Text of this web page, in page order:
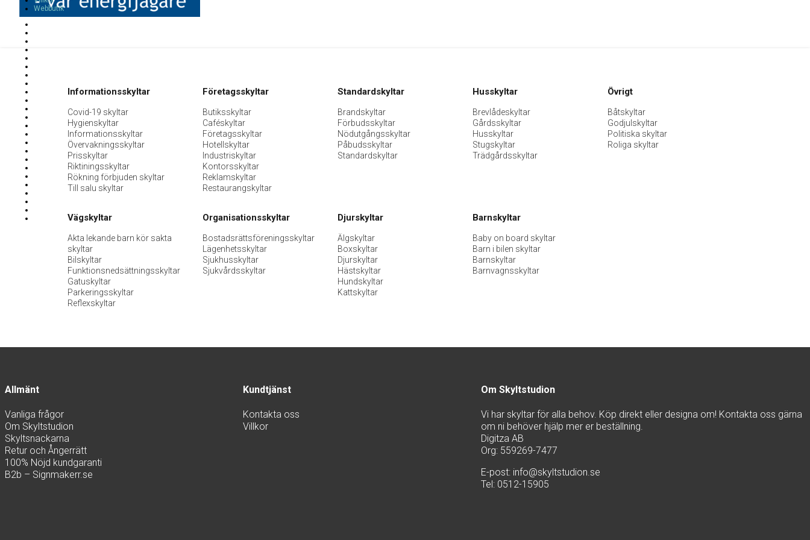
Webbutik
Informationsskyltar
Covid-19 skyltar
Hygienskyltar
Informationsskyltar
Övervakningsskyltar
Prisskyltar
Riktiningsskyltar
Rökning förbjuden skyltar
Till salu skyltar
Företagsskyltar
Butiksskyltar
Caféskyltar
Företagsskyltar
Hotellskyltar
Industriskyltar
Kontorsskyltar
Reklamskyltar
Restaurangskyltar
Standardskyltar
Brandskyltar
Förbudsskyltar
Nödutgångsskyltar
Påbudsskyltar
Standardskyltar
Husskyltar
Brevlådeskyltar
Gårdsskyltar
Husskyltar
Stugskyltar
Trädgårdsskyltar
Övrigt
Båtskyltar
Godjulskyltar
Politiska skyltar
Roliga skyltar
Vägskyltar
Akta lekande barn kör sakta
skyltar
Bilskyltar
Funktionsnedsättningsskyltar
Gatuskyltar
Parkeringsskyltar
Reflexskyltar
Organisationsskyltar
Bostadsrättsföreningsskyltar
Lägenhetsskyltar
Sjukhusskyltar
Sjukvårdsskyltar
Djurskyltar
Älgskyltar
Boxskyltar
Djurskyltar
Hästskyltar
Hundskyltar
Kattskyltar
Barnskyltar
Baby on board skyltar
Barn i bilen skyltar
Barnskyltar
Barnvagnsskyltar
Allmänt
Vanliga frågor
Om Skyltstudion
Skyltsnackarna
Retur och Ångerrätt
100% Nöjd kundgaranti
B2b – Signmakerr.se
Kundtjänst
Kontakta oss
Villkor
Om Skyltstudion
Vi har skyltar för alla behov. Köp direkt eller designa om! Kontakta oss gärna
om ni behöver hjälp mer er beställning.
Digitza AB
Org: 559269-7477
E-post: info@skyltstudion.se
Tel: 0512-15905